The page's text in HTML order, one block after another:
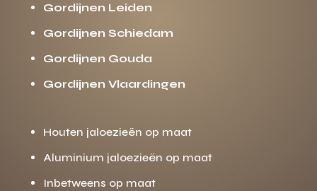
Gordijnen Leiden
Gordijnen Schiedam
Gordijnen Gouda
Gordijnen Vlaardingen
Houten jaloezieën op maat
Aluminium jaloezieën op maat
Inbetweens op maat